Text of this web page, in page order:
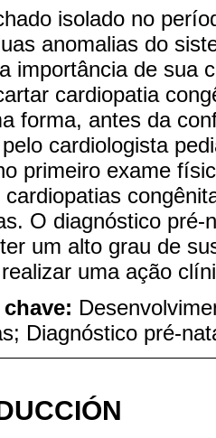
isolado no
anomalias do
importância de sua
cardiopatia
forma, antes da
cardiologista
primeiro exame
cardiopatias
O diagnóstico
um alto grau de
uma ação
Diagnóstico pré-